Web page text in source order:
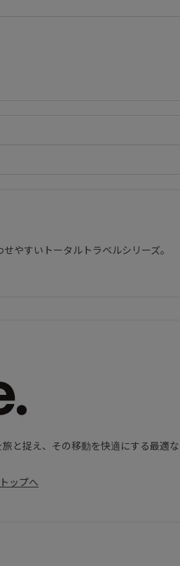
やすいトータルトラベルシリーズ。
と捉え、その移動を快適にする最適
ップへ